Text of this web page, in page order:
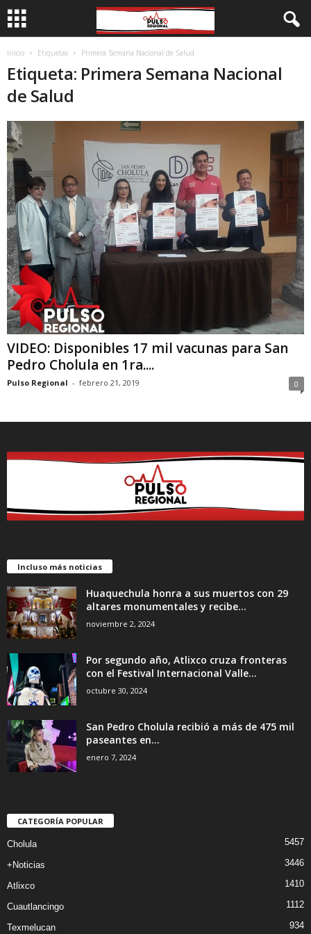
Inicio Etiquetas Primera Semana Nacional de Salud
Etiqueta: Primera Semana Nacional
de Salud
VIDEO: Disponibles 17 mil vacunas para San
Pedro Cholula en 1ra....
Pulso Regional - febrero 21, 2019 0
Incluso más noticias
Huaquechula honra a sus muertos con 29
altares monumentales y recibe...
noviembre 2, 2024
Por segundo año, Atlixco cruza fronteras
con el Festival Internacional Valle...
octubre 30, 2024
San Pedro Cholula recibió a más de 475 mil
paseantes en...
enero 7, 2024
CATEGORÍA POPULAR
Cholula 5457
+Noticias 3446
Atlixco 1410
Cuautlancingo 1112
Texmelucan 934